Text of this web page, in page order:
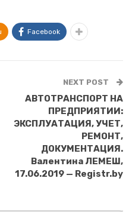
Facebook
NEXT POST
АВТОТРАНСПОРТ НА
ПРЕДПРИЯТИИ:
ЭКСПЛУАТАЦИЯ, УЧЕТ,
РЕМОНТ,
ДОКУМЕНТАЦИЯ.
Валентина ЛЕМЕШ,
17.06.2019 — Registr.by